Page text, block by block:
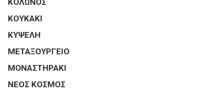
ΚΟΛΩΝΟΣ
ΚΟΥΚΑΚΙ
ΚΥΨΕΛΗ
ΜΕΤΑΞΟΥΡΓΕΙΟ
ΜΟΝΑΣΤΗΡΑΚΙ
ΝΕΟΣ ΚΟΣΜΟΣ